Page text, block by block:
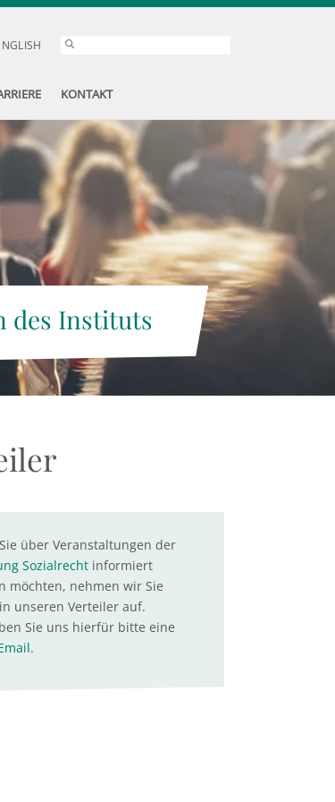
KONTAKT
des Instituts
über Veranstaltungen der
Sozialrechtinformiert
möchten, nehmen wir Sie
unseren Verteiler auf.
Sie uns hierfür bitte eine
.